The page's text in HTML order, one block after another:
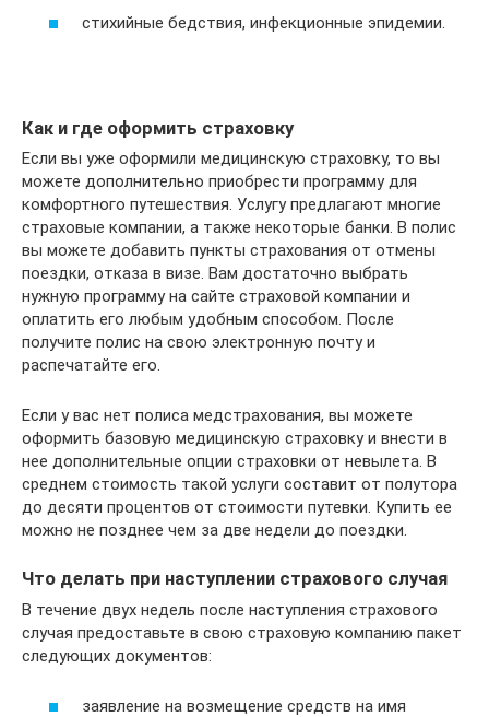
стихийные бедствия, инфекционные эпидемии.
Как и где оформить страховку
Если вы уже оформили медицинскую страховку, то вы
можете дополнительно приобрести программу для
комфортного путешествия. Услугу предлагают многие
страховые компании, а также некоторые банки. В полис
вы можете добавить пункты страхования от отмены
поездки, отказа в визе. Вам достаточно выбрать
нужную программу на сайте страховой компании и
оплатить его любым удобным способом. После
получите полис на свою электронную почту и
распечатайте его.
Если у вас нет полиса медстрахования, вы можете
оформить базовую медицинскую страховку и внести в
нее дополнительные опции страховки от невылета. В
среднем стоимость такой услуги составит от полутора
до десяти процентов от стоимости путевки. Купить ее
можно не позднее чем за две недели до поездки.
Что делать при наступлении страхового случая
В течение двух недель после наступления страхового
случая предоставьте в свою страховую компанию пакет
следующих документов:
заявление на возмещение средств на имя